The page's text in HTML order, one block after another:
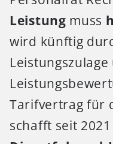
Leistung muss
wird künftig
Tarifvertrag für
schafft seit